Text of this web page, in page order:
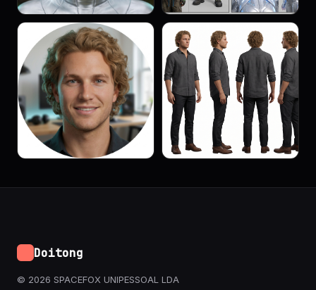
Doitong
© 2026 SPACEFOX UNIPESSOAL LDA